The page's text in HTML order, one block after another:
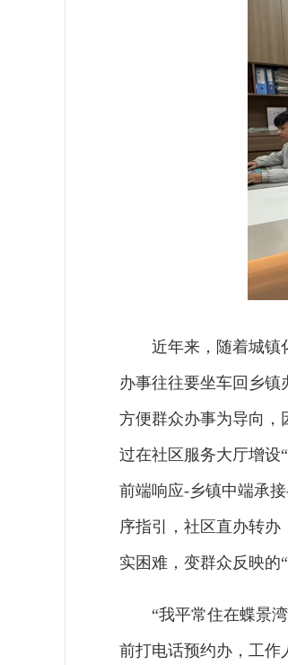
近年来，随着城镇
办事往往要坐车回乡
方便群众办事为导向，
过在社区服务大厅增设
前端响应-乡镇中端承
序指引，社区直办转办
实困难，变群众反映的
“我平常住在蝶景
前打电话预约办，工作